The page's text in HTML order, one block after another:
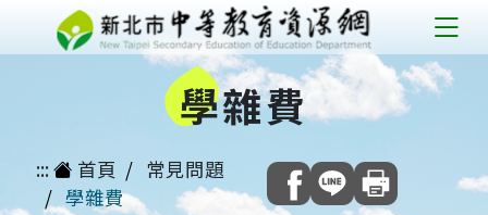
學雜費
::: 首頁
常見問題
學雜費